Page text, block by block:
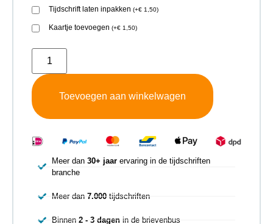
Tijdschrift laten inpakken (+€ 1,50)
Kaartje toevoegen (+€ 1,50)
Toevoegen aan winkelwagen
Meer dan 30+ jaarervaring in de tijdschriften
branche
Meer dan 7.000tijdschriften
Binnen 2 - 3 dagenin de brievenbus